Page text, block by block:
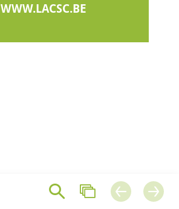
WWW.LACSC.BE